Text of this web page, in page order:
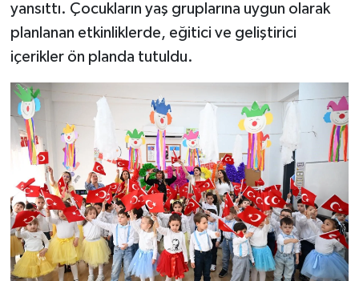
yansıttı. Çocukların yaş gruplarına uygun olarak
planlanan etkinliklerde, eğitici ve geliştirici
içerikler ön planda tutuldu.